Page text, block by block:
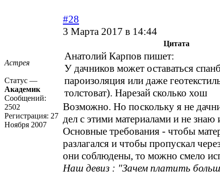
Астрея
Статус —
Академик
Сообщений:
2502
Регистрация: 27
Ноября 2007
#28
3 Марта 2017 в 14:44
Цитата
Анатолий Карпов пишет:
У дачников может оставаться
пароизоляция или даже
толстоват). Нарезай сколько хош
Возможно. Но поскольку я не
дел с этими материалами и не знаю
Основные требования - чтобы
разлагался и чтобы пропускал
они соблюдены, то можно смело
Наш девиз : "Зачем платить